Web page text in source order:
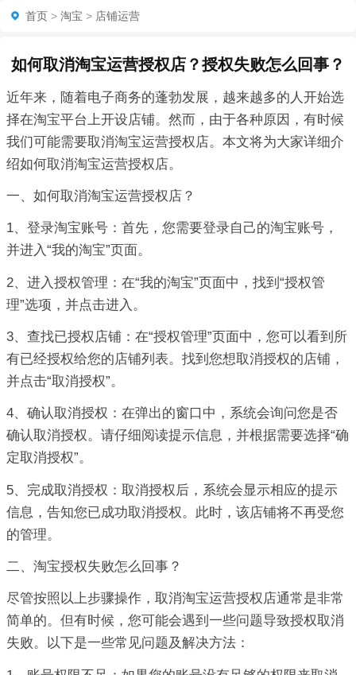
首页 > 淘宝 > 店铺运营
如何取消淘宝运营授权店？授权失败怎么回事？
近年来，随着电子商务的蓬勃发展，越来越多的人开始选
择在淘宝平台上开设店铺。然而，由于各种原因，有时候
我们可能需要取消淘宝运营授权店。本文将为大家详细介
绍如何取消淘宝运营授权店。
一、如何取消淘宝运营授权店？
1、登录淘宝账号：首先，您需要登录自己的淘宝账号，
并进入“我的淘宝”页面。
2、进入授权管理：在“我的淘宝”页面中，找到“授权管
理”选项，并点击进入。
3、查找已授权店铺：在“授权管理”页面中，您可以看到所
有已经授权给您的店铺列表。找到您想取消授权的店铺，
并点击“取消授权”。
4、确认取消授权：在弹出的窗口中，系统会询问您是否
确认取消授权。请仔细阅读提示信息，并根据需要选择“确
定取消授权”。
5、完成取消授权：取消授权后，系统会显示相应的提示
信息，告知您已成功取消授权。此时，该店铺将不再受您
的管理。
二、淘宝授权失败怎么回事？
尽管按照以上步骤操作，取消淘宝运营授权店通常是非常
简单的。但有时候，您可能会遇到一些问题导致授权取消
失败。以下是一些常见问题及解决方法：